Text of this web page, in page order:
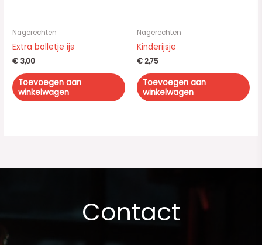
Nagerechten
Extra bolletje ijs
€ 3,00
Toevoegen aan
winkelwagen
Nagerechten
Kinderijsje
€2,75
Toevoegen aan
winkelwagen
Contact